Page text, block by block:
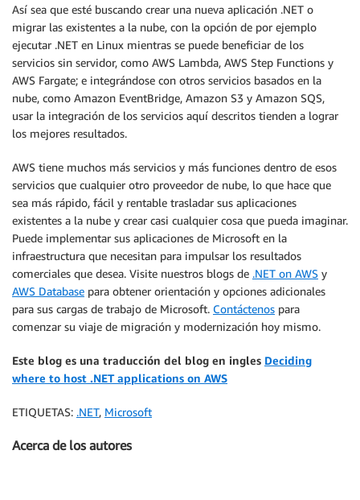
Así sea que esté buscando crear una nueva aplicación .NET o
migrar las existentes a la nube, con la opción de por ejemplo
ejecutar .NET en Linux mientras se puede beneficiar de los
servicios sin servidor, como AWS Lambda, AWS Step Functions y
AWS Fargate; e integrándose con otros servicios basados en la
nube, como Amazon EventBridge, Amazon S3 y Amazon SQS,
usar la integración de los servicios aquí descritos tienden a lograr
los mejores resultados.
AWS tiene muchos más servicios y más funciones dentro de esos
servicios que cualquier otro proveedor de nube, lo que hace que
sea más rápido, fácil y rentable trasladar sus aplicaciones
existentes a la nube y crear casi cualquier cosa que pueda imaginar.
Puede implementar sus aplicaciones de Microsoft en la
infraestructura que necesitan para impulsar los resultados
comerciales que desea. Visite nuestros blogs de .NET on AWS y
AWS Database para obtener orientación y opciones adicionales
para sus cargas de trabajo de Microsoft. Contáctenos para
comenzar su viaje de migración y modernización hoy mismo.
Este blog es una traducción del blog en ingles Deciding
where to host .NET applications on AWS
ETIQUETAS: .NET, Microsoft
Acerca de los autores